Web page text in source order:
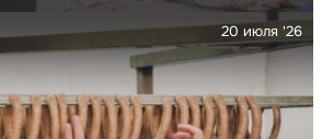
20 июля '26